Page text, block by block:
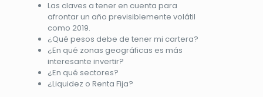
Las claves a tener en cuenta para
afrontar un año previsiblemente volátil
como 2019.
¿Qué pesos debe de tener mi cartera?
¿En qué zonas geográficas es más
interesante invertir?
¿En qué sectores?
¿Liquidez o Renta Fija?